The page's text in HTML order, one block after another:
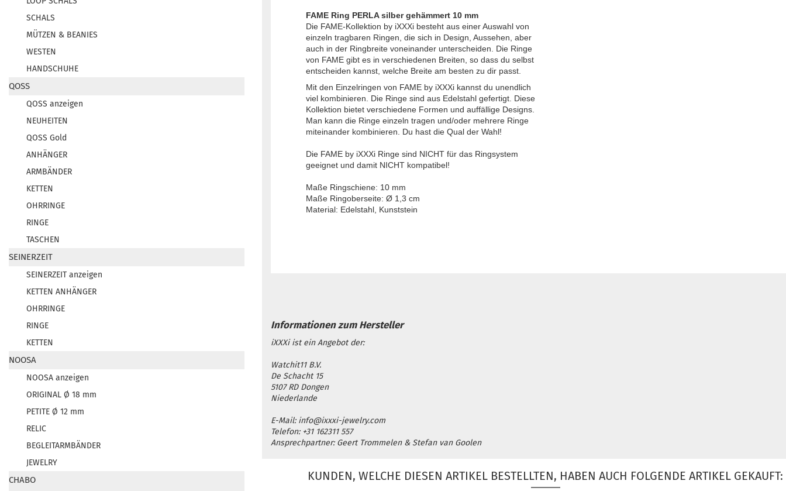
FAME Ring PERLA silber gehämmert 10 mm
Die FAME-Kollektion by iXXXi besteht aus einer Auswahl von
einzeln tragbaren Ringen, die sich in Design, Aussehen, aber
auch in der Ringbreite voneinander unterscheiden. Die Ringe
von FAME gibt es in verschiedenen Breiten, so dass du selbst
entscheiden kannst, welche Breite am besten zu dir passt.
Mit den Einzelringen von FAME by iXXXi kannst du unendlich
viel kombinieren. Die Ringe sind aus Edelstahl gefertigt. Diese
Kollektion bietet verschiedene Formen und auffällige Designs.
Man kann die Ringe einzeln tragen und/oder mehrere Ringe
miteinander kombinieren. Du hast die Qual der Wahl!
Die FAME by iXXXi Ringe sind NICHT für das Ringsystem
geeignet und damit NICHT kompatibel!
Maße Ringschiene: 10 mm
Maße Ringoberseite: Ø 1,3 cm
Material: Edelstahl, Kunststein
iXXXi ist ein Angebot der:
Watchit11 B.V.
De Schacht 15
5107 RD Dongen
Niederlande
E-Mail: info@ixxxi-jewelry.com
Telefon: +31 162311 557
Ansprechpartner: Geert Trommelen & Stefan van Goolen
KUNDEN, WELCHE DIESEN ARTIKEL BESTELLTEN, HABEN AUCH FOLGENDE ARTIKEL GEKAUFT:
SCHALS
MÜTZEN & BEANIES
WESTEN
HANDSCHUHE
QOSS
QOSS anzeigen
NEUHEITEN
QOSS Gold
ANHÄNGER
ARMBÄNDER
KETTEN
OHRRINGE
RINGE
TASCHEN
SEINERZEIT
SEINERZEIT anzeigen
KETTEN ANHÄNGER
OHRRINGE
RINGE
KETTEN
NOOSA
NOOSA anzeigen
ORIGINAL Ø 18 mm
PETITE Ø 12 mm
RELIC
BEGLEITARMBÄNDER
JEWELRY
CHABO